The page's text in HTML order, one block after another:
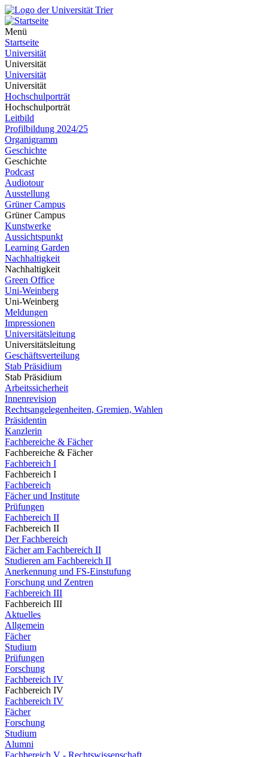
Menü
Startseite
Universität
Universität
Universität
Universität
Hochschulporträt
Hochschulporträt
Leitbild
Profilbildung 2024/25
Organigramm
Geschichte
Geschichte
Podcast
Audiotour
Ausstellung
Grüner Campus
Grüner Campus
Kunstwerke
Aussichtspunkt
Learning Garden
Nachhaltigkeit
Nachhaltigkeit
Green Office
Uni-Weinberg
Uni-Weinberg
Meldungen
Impressionen
Universitätsleitung
Universitätsleitung
Geschäftsverteilung
Stab Präsidium
Stab Präsidium
Arbeitssicherheit
Innenrevision
Rechtsangelegenheiten, Gremien, Wahlen
Präsidentin
Kanzlerin
Fachbereiche & Fächer
Fachbereiche & Fächer
Fachbereich I
Fachbereich I
Fachbereich
Fächer und Institute
Prüfungen
Fachbereich II
Fachbereich II
Der Fachbereich
Fächer am Fachbereich II
Studieren am Fachbereich II
Anerkennung und FS-Einstufung
Forschung und Zentren
Fachbereich III
Fachbereich III
Aktuelles
Allgemein
Fächer
Studium
Prüfungen
Forschung
Fachbereich IV
Fachbereich IV
Fachbereich IV
Fächer
Forschung
Studium
Alumni
Fachbereich V - Rechtswissenschaft